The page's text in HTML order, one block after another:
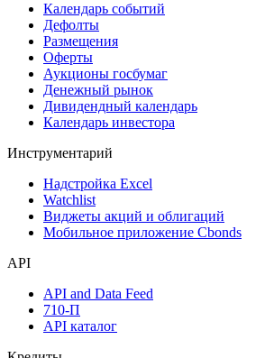
Календарь событий
Дефолты
Размещения
Оферты
Аукционы госбумаг
Денежный рынок
Дивидендный календарь
Календарь инвестора
Инструментарий
Надстройка Excel
Watchlist
Виджеты акций и облигаций
Мобильное приложение Cbonds
API
API and Data Feed
710-П
API каталог